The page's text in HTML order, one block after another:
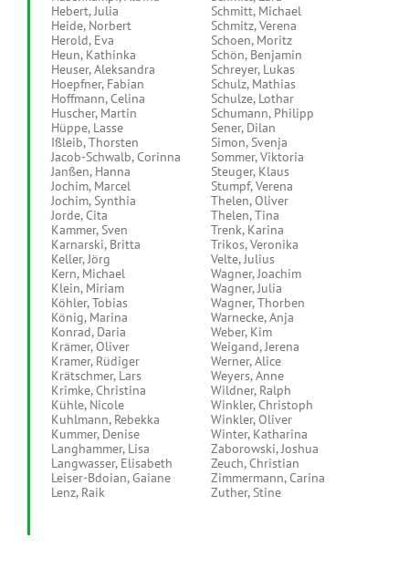
Hebert, Julia
Heide, Norbert
Herold, Eva
Heun, Kathinka
Heuser, Aleksandra
Hoepfner, Fabian
Hoffmann, Celina
Huscher, Martin
Hüppe, Lasse
Ißleib, Thorsten
Jacob-Schwalb, Corinna
Janßen, Hanna
Jochim, Marcel
Jochim, Synthia
Jorde, Cita
Kammer, Sven
Karnarski, Britta
Keller, Jörg
Kern, Michael
Klein, Miriam
Köhler, Tobias
König, Marina
Konrad, Daria
Krämer, Oliver
Kramer, Rüdiger
Krätschmer, Lars
Krimke, Christina
Kühle, Nicole
Kuhlmann, Rebekka
Kummer, Denise
Langhammer, Lisa
Langwasser, Elisabeth
Leiser-Bdoian, Gaiane
Lenz, Raik
Schmitt, Michael
Schmitz, Verena
Schoen, Moritz
Schön, Benjamin
Schreyer, Lukas
Schulz, Mathias
Schulze, Lothar
Schumann, Philipp
Sener, Dilan
Simon, Svenja
Sommer, Viktoria
Steuger, Klaus
Stumpf, Verena
Thelen, Oliver
Thelen, Tina
Trenk, Karina
Trikos, Veronika
Velte, Julius
Wagner, Joachim
Wagner, Julia
Wagner, Thorben
Warnecke, Anja
Weber, Kim
Weigand, Jerena
Werner, Alice
Weyers, Anne
Wildner, Ralph
Winkler, Christoph
Winkler, Oliver
Winter, Katharina
Zaborowski, Joshua
Zeuch, Christian
Zimmermann, Carina
Zuther, Stine